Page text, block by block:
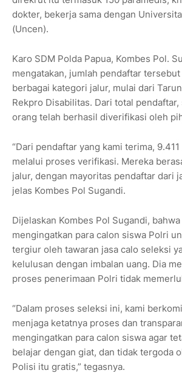
dokter, bekerja sama dengan
(Uncen).
Karo SDM Polda Papua, Kombes Pol.
mengatakan, jumlah pendaftar
berbagai kategori jalur, mulai dari
Rekpro Disabilitas. Dari total pendaftar,
orang telah berhasil diverifikasi oleh
“Dari pendaftar yang kami terima,
melalui proses verifikasi. Mereka
jalur, dengan mayoritas pendaftar dari
jelas Kombes Pol Sugandi.
Dijelaskan Kombes Pol Sugandi,
mengingatkan para calon siswa Polri
tergiur oleh tawaran jasa calo seleksi
kelulusan dengan imbalan uang. Dia
proses penerimaan Polri tidak
“Dalam proses seleksi ini, kami
menjaga ketatnya proses dan
mengingatkan para calon siswa agar
belajar dengan giat, dan tidak tergoda
Polisi itu gratis,” tegasnya.